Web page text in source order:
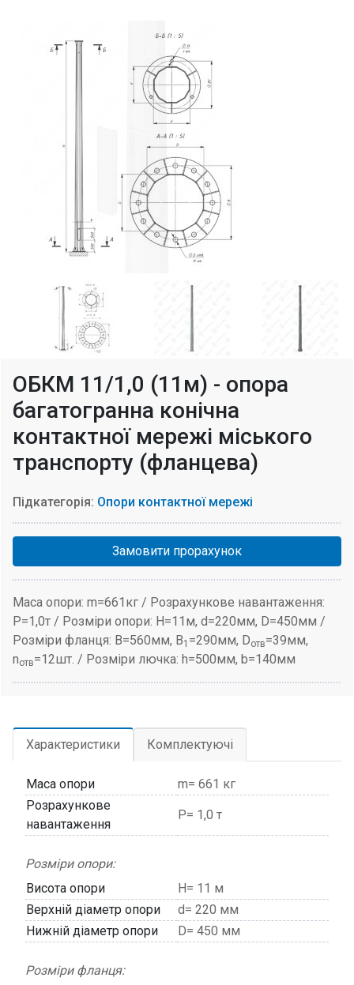
ОБКМ 11/1,0 (11м) - опора
багатогранна конічна
контактної мережі міського
транспорту (фланцева)
Підкатегорія: Опори контактної мережі
Замовити прорахунок
Маса опори: m=661кг / Розрахункове навантаження:
P=1,0т / Розміри опори: H=11м, d=220мм, D=450мм /
Розміри фланця: B=560мм, B1 =290мм, Dотв=39мм,
nотв=12шт. / Розміри лючка: h=500мм, b=140мм
Характеристики Комплектуючі
Маса опори
m= 661 кг
Розрахункове
навантаження
P= 1,0 т
Розміри опори:
Висота опори
H= 11 м
Верхній діаметр опори
d= 220 мм
Нижній діаметр опори
D= 450 мм
Розміри фланця: